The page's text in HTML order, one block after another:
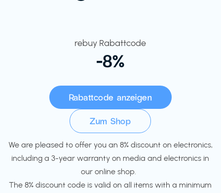
rebuy Rabattcode
-8%
Rabattcode anzeigen
Zum Shop
We are pleased to offer you an 8% discount on electronics,
including a 3-year warranty on media and electronics in
our online shop.
The 8% discount code is valid on all items with a minimum